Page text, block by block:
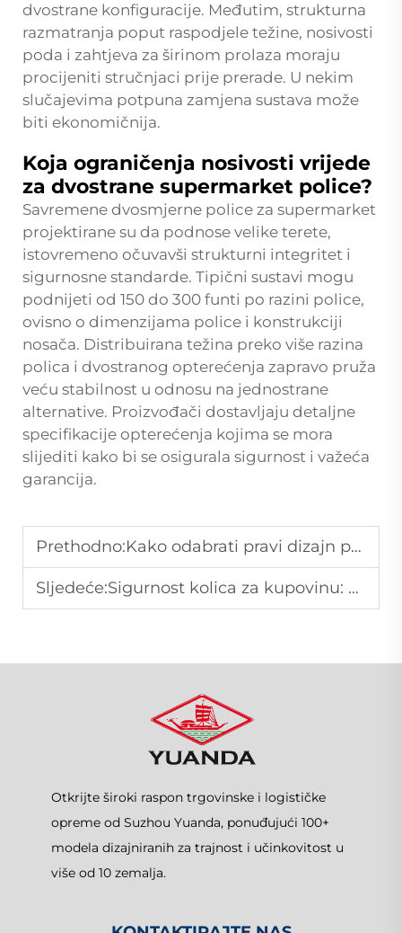
dvostrane konfiguracije. Međutim, strukturna
razmatranja poput raspodjele težine, nosivosti
poda i zahtjeva za širinom prolaza moraju
procijeniti stručnjaci prije prerade. U nekim
slučajevima potpuna zamjena sustava može
biti ekonomičnija.
Koja ograničenja nosivosti vrijede
za dvostrane supermarket police?
Savremene dvosmjerne police za supermarket
projektirane su da podnose velike terete,
istovremeno očuvavši strukturni integritet i
sigurnosne standarde. Tipični sustavi mogu
podnijeti od 150 do 300 funti po razini police,
ovisno o dimenzijama police i konstrukciji
nosača. Distribuirana težina preko više razina
polica i dvostranog opterećenja zapravo pruža
veću stabilnost u odnosu na jednostrane
alternative. Proizvođači dostavljaju detaljne
specifikacije opterećenja kojima se mora
slijediti kako bi se osigurala sigurnost i važeća
garancija.
Prethodno:Kako odabrati pravi dizajn police za gondole za vašu trgovinu?
Sljedeće:Sigurnost kolica za kupovinu: što trgovci trebaju znati
Otkrijte široki raspon trgovinske i logističke
opreme od Suzhou Yuanda, ponuđujući 100+
modela dizajniranih za trajnost i učinkovitost u
više od 10 zemalja.